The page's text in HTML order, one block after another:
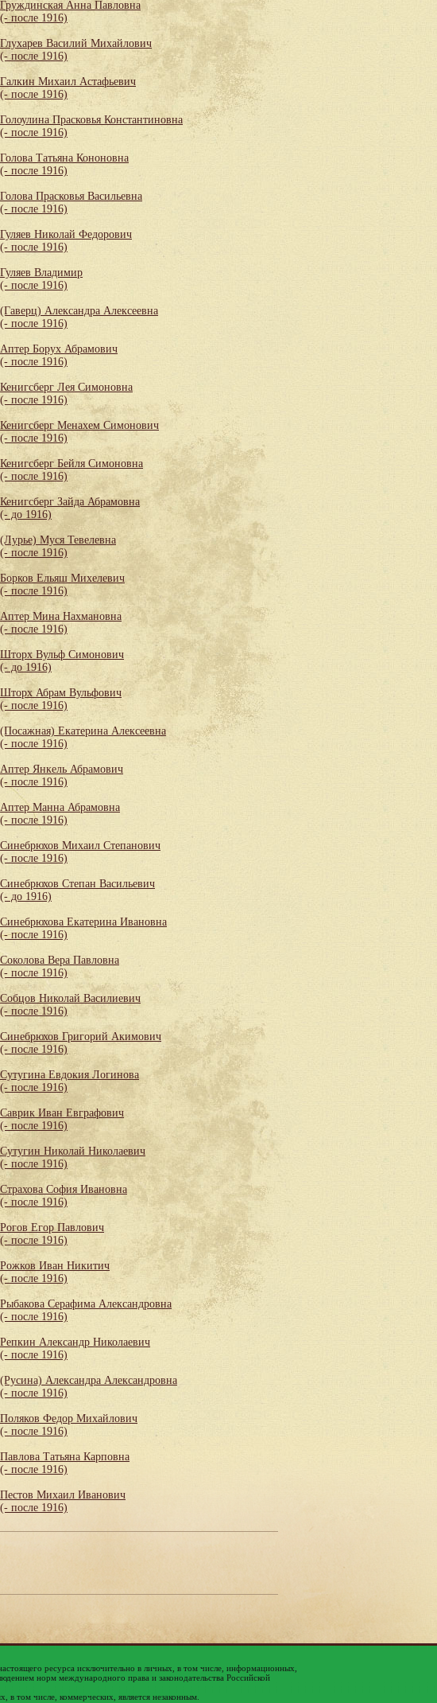
Груждинская Анна Павловна
(- после 1916)
Глухарев Василий Михайлович
(- после 1916)
Галкин Михаил Астафьевич
(- после 1916)
Голоулина Прасковья Константиновна
(- после 1916)
Голова Татьяна Кононовна
(- после 1916)
Голова Прасковья Васильевна
(- после 1916)
Гуляев Николай Федорович
(- после 1916)
Гуляев Владимир
(- после 1916)
(Гаверц) Александра Алексеевна
(- после 1916)
Аптер Борух Абрамович
(- после 1916)
Кенигсберг Лея Симоновна
(- после 1916)
Кенигсберг Менахем Симонович
(- после 1916)
Кенигсберг Бейля Симоновна
(- после 1916)
Кенигсберг Зайда Абрамовна
(- до 1916)
(Лурье) Муся Тевелевна
(- после 1916)
Борков Ельяш Михелевич
(- после 1916)
Аптер Мина Нахмановна
(- после 1916)
Шторх Вульф Симонович
(- до 1916)
Шторх Абрам Вульфович
(- после 1916)
(Посажная) Екатерина Алексеевна
(- после 1916)
Аптер Янкель Абрамович
(- после 1916)
Аптер Манна Абрамовна
(- после 1916)
Синебрюхов Михаил Степанович
(- после 1916)
Синебрюхов Степан Васильевич
(- до 1916)
Синебрюхова Екатерина Ивановна
(- после 1916)
Соколова Вера Павловна
(- после 1916)
Собцов Николай Василиевич
(- после 1916)
Синебрюхов Григорий Акимович
(- после 1916)
Сутугина Евдокия Логинова
(- после 1916)
Саврик Иван Евграфович
(- после 1916)
Сутугин Николай Николаевич
(- после 1916)
Страхова София Ивановна
(- после 1916)
Рогов Егор Павлович
(- после 1916)
Рожков Иван Никитич
(- после 1916)
Рыбакова Серафима Александровна
(- после 1916)
Репкин Александр Николаевич
(- после 1916)
(Русина) Александра Александровна
(- после 1916)
Поляков Федор Михайлович
(- после 1916)
Павлова Татьяна Карповна
(- после 1916)
Пестов Михаил Иванович
(- после 1916)
ресурса исключительно в личных, в том числе, информационных,
норм международного права и законодательства Российской
в том числе, коммерческих, является незаконным.